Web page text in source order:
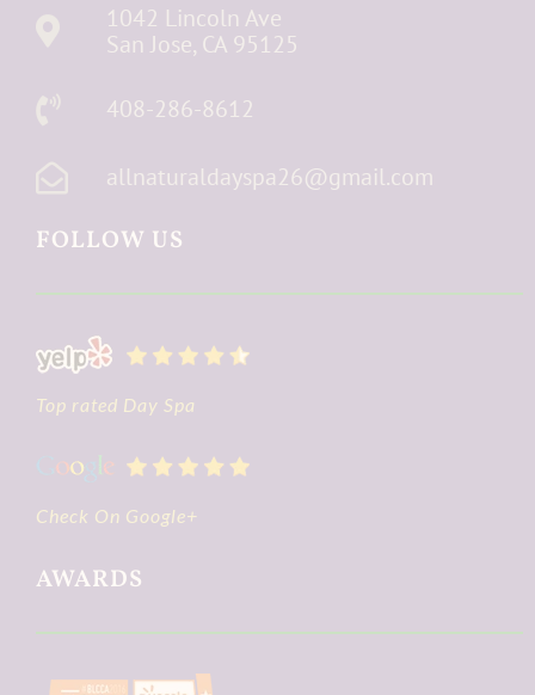
1042 Lincoln Ave
San Jose, CA 95125
408-286-8612
allnaturaldayspa26@gmail.com
FOLLOW US
Top rated Day Spa
Check On Google+
AWARDS